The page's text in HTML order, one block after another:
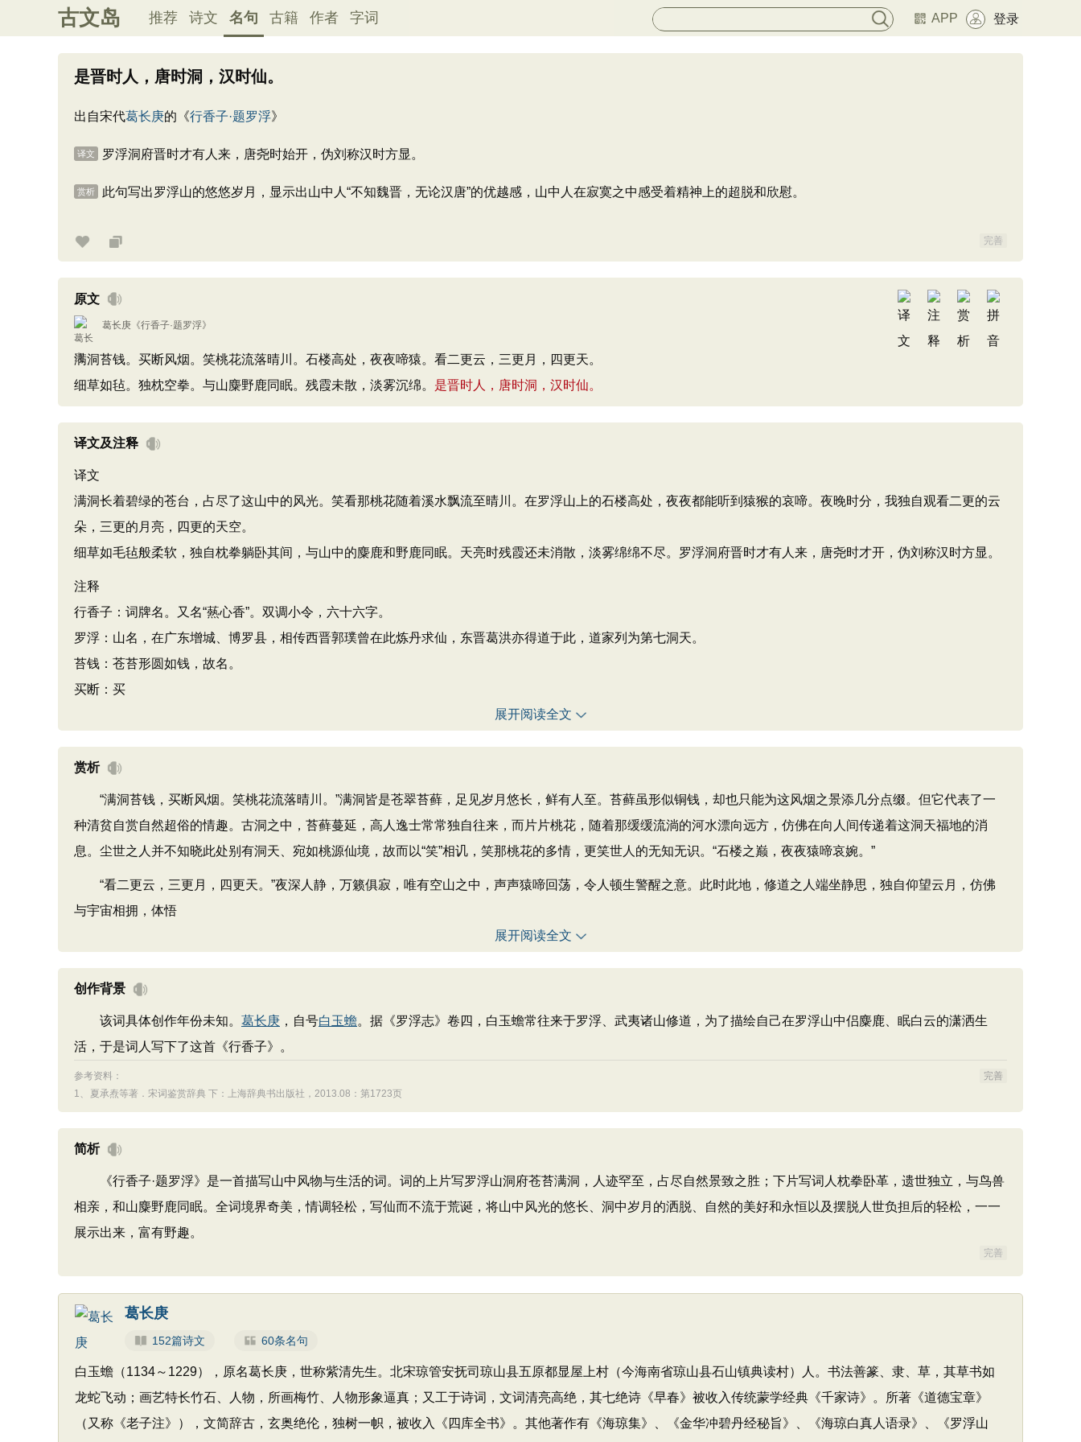
古文岛 推荐 诗文 名句 古籍 作者 字词 APP 登录
是晋时人，唐时洞，汉时仙。
出自宋代葛长庚的《行香子·题罗浮》
译文 罗浮洞府晋时才有人来，唐尧时始开，伪刘称汉时方显。
赏析 此句写出罗浮山的悠悠岁月，显示出山中人“不知魏晋，无论汉唐”的优越感，山中人在寂寞之中感受着精神上的超脱和欣慰。
完善
原文
葛长庚 《行香子·题罗浮》
满洞苔钱。买断风烟。笑桃花流落晴川。石楼高处，夜夜啼猿。看二更云，三更月，四更天。
细草如毡。独枕空拳。与山麋野鹿同眠。残霞未散，淡雾沉绵。 是晋时人，唐时洞，汉时仙。
译文及注释
译文
满洞长着碧绿的苍台，占尽了这山中的风光。笑看那桃花随着溪水飘流至晴川。在罗浮山上的石楼高处，夜夜都能听到猿猴的哀啼。夜晚时分，我独自观看二更的云
朵，三更的月亮，四更的天空。
细草如毛毡般柔软，独自枕拳躺卧其间，与山中的麋鹿和野鹿同眠。天亮时残霞还未消散，淡雾绵绵不尽。罗浮洞府晋时才有人来，唐尧时才开，伪刘称汉时方显。
注释
行香子：词牌名。又名“爇心香”。双调小令，六十六字。
罗浮：山名，在广东增城、博罗县，相传西晋郭璞曾在此炼丹求仙，东晋葛洪亦得道于此，道家列为第七洞天。
苔钱：苍苔形圆如钱，故名。
买断：买
展开阅读全文
赏析
“满洞苔钱，买断风烟。笑桃花流落晴川。”满洞皆是苍翠苔藓，足见岁月悠长，鲜有人至。苔藓虽形似铜钱，却也只能为这风烟之景添几分点缀。但它代表了一
种清贫自赏自然超俗的情趣。古洞之中，苔藓蔓延，高人逸士常常独自往来，而片片桃花，随着那缓缓流淌的河水漂向远方，仿佛在向人间传递着这洞天福地的消
息。尘世之人并不知晓此处别有洞天、宛如桃源仙境，故而以“笑”相讥，笑那桃花的多情，更笑世人的无知无识。“石楼之巅，夜夜猿啼哀婉。”
“看二更云，三更月，四更天。”夜深人静，万籁俱寂，唯有空山之中，声声猿啼回荡，令人顿生警醒之意。此时此地，修道之人端坐静思，独自仰望云月，仿佛
与宇宙相拥，体悟
展开阅读全文
创作背景
该词具体创作年份未知。 葛长庚 ，自号白玉蟾。据《罗浮志》卷四，白玉蟾常往来于罗浮、武夷诸山修道，为了描绘自己在罗浮山中侣麋鹿、眠白云的潇洒生
活，于是词人写下了这首《行香子》。
参考资料：
完善
1、
夏承焘等著．宋词鉴赏辞典 下：上海辞典书出版社，2013.08：第1723页
简析
《行香子·题罗浮》是一首描写山中风物与生活的词。词的上片写罗浮山洞府苍苔满洞，人迹罕至，占尽自然景致之胜；下片写词人枕拳卧革，遗世独立，与鸟兽
相亲，和山麋野鹿同眠。全词境界奇美，情调轻松，写仙而不流于荒诞，将山中风光的悠长、洞中岁月的洒脱、自然的美好和永恒以及摆脱人世负担后的轻松，一一
展示出来，富有野趣。
完善
葛长庚
152篇诗文 60条名句
白玉蟾（1134～1229），原名葛长庚，世称紫清先生。北宋琼管安抚司琼山县五原都显屋上村（今海南省琼山县石山镇典读村）人。书法善篆、隶、草，其草书如
龙蛇飞动；画艺特长竹石、人物，所画梅竹、人物形象逼真；又工于诗词，文词清亮高绝，其七绝诗《早春》被收入传统蒙学经典《千家诗》。所著《道德宝章》
（又称《老子注》），文简辞古，玄奥绝伦，独树一帜，被收入《四库全书》。其他著作有《海琼集》、《金华冲碧丹经秘旨》、《海琼白真人语录》、《罗浮山